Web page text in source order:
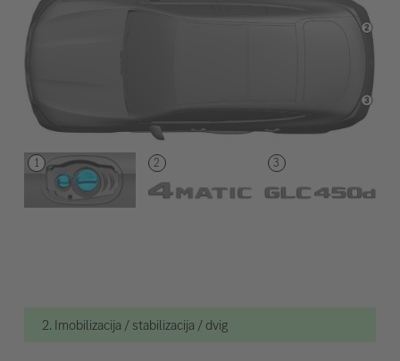
2. Imobilizacija / stabilizacija / dvig